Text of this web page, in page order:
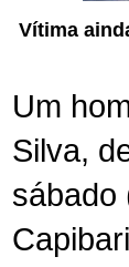
Vítima
Um
Silva,
sábado